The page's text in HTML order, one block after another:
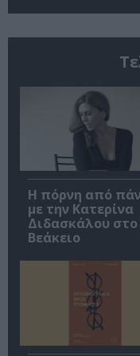
Η πόρνη από
με την Κατερίνα
Διδασκάλου στο
Βεάκειο